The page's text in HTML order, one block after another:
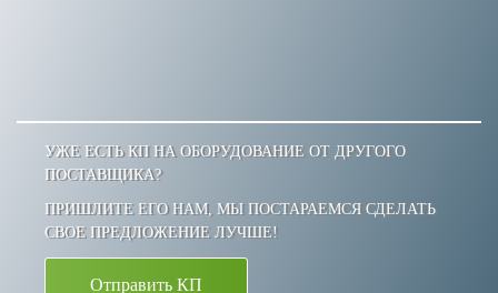
УЖЕ ЕСТЬ КП НА ОБОРУДОВАНИЕ ОТ ДРУГОГО
ПОСТАВЩИКА?
ПРИШЛИТЕ ЕГО НАМ, МЫ ПОСТАРАЕМСЯ СДЕЛАТЬ
СВОЕ ПРЕДЛОЖЕНИЕ ЛУЧШЕ!
Отправить КП